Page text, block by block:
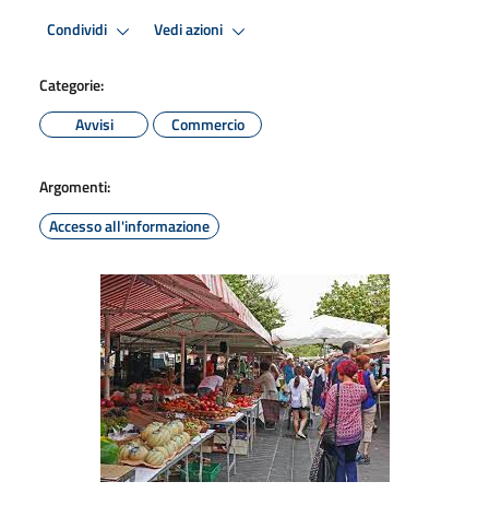
Condividi Vedi azioni
Categorie:
Avvisi
Commercio
Argomenti:
Accesso all'informazione